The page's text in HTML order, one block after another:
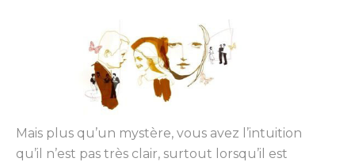
Mais plus qu’un mystère, vous avez l’intuition
qu’il n’est pas très clair, surtout lorsqu’il est